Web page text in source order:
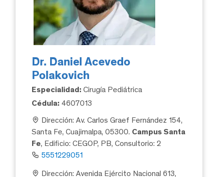
Dr. Daniel Acevedo
Polakovich
Especialidad: Cirugía Pediátrica
Cédula: 4607013
Dirección: Av. Carlos Graef Fernández 154,
Santa Fe, Cuajimalpa, 05300. Campus Santa
Fe, Edificio: CEGOP, PB, Consultorio: 2
5551229051
Dirección: Avenida Ejército Nacional 613,